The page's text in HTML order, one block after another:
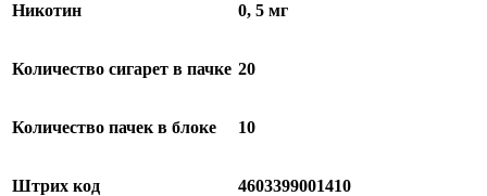
Никотин 0, 5 мг
Количество сигарет в пачке 20
Количество пачек в блоке 10
Штрих код 4603399001410